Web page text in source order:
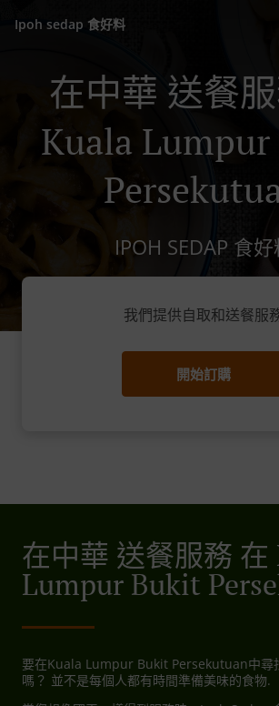
Ipoh sedap 食好料
在中華 送餐
Kuala
IPOH SEDAP 食好
我們提供自取和送餐服
開始訂購
在中華 送餐服務 在
Lumpur Bukit
要在Kuala Lumpur Bukit Persekutuan中尋
嗎？ 並不是每個人都有時間準備美味的食物.